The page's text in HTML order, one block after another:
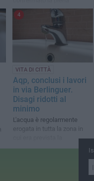
idoneità dell’acqua
4
VITA DI CITTÀ
Aqp, conclusi i lavori
in via Berlinguer.
Disagi ridotti al
minimo
L'acqua è regolarmente
erogata in tutta la zona in
sospensione